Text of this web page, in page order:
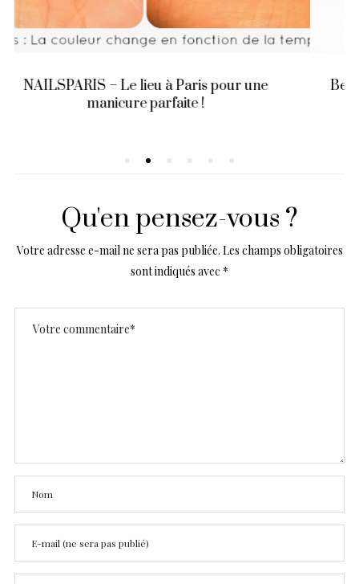
Beauty I love : Nikia Phoenix – ma beauté noire
du moment
Qu'en pensez-vous ?
Votre adresse e-mail ne sera pas publiée. Les champs obligatoires
sont indiqués avec *